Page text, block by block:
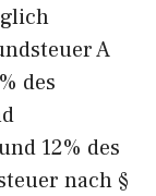
A
des
12% des
nach §